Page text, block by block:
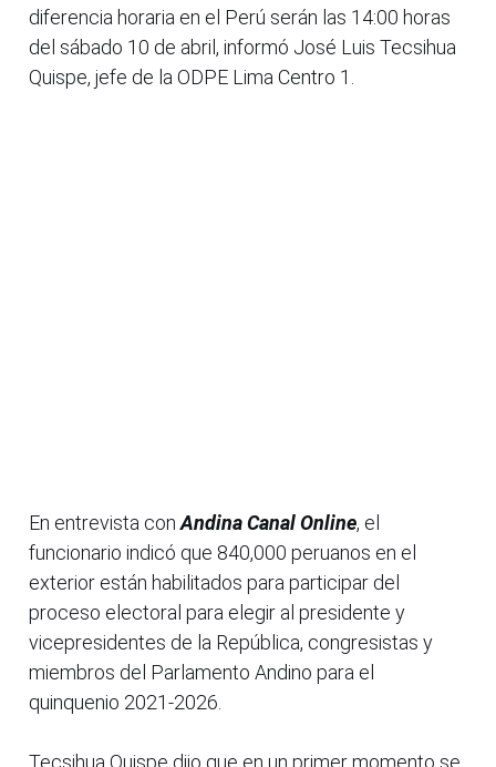
diferencia horaria en el Perú serán las 14:00 horas
del sábado 10 de abril, informó José Luis Tecsihua
Quispe, jefe de la ODPE Lima Centro 1.
En entrevista con Andina Canal Online, el
funcionario indicó que 840,000 peruanos en el
exterior están habilitados para participar del
proceso electoral para elegir al presidente y
vicepresidentes de la República, congresistas y
miembros del Parlamento Andino para el
quinquenio 2021-2026.
Tecsihua Quispe dijo que en un primer momento se